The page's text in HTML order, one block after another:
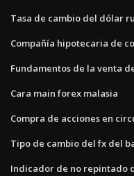
Tasa de cambio del dólar
Compañía hipotecaria de
Fundamentos de la venta
Cara main forex malasia
Compra de acciones en
Tipo de cambio del fx del
Indicador de no repintado